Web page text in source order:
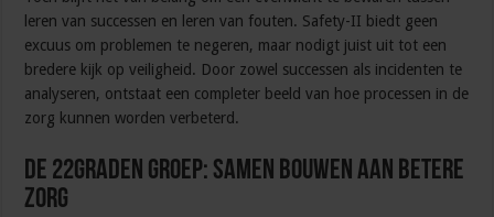
leren van successen en leren van fouten. Safety-II biedt geen
excuus om problemen te negeren, maar nodigt juist uit tot een
bredere kijk op veiligheid. Door zowel successen als incidenten te
analyseren, ontstaat een completer beeld van hoe processen in de
zorg kunnen worden verbeterd.
De 22graden Groep: Samen bouwen aan betere
zorg